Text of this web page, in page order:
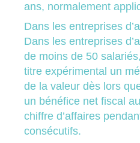
ans, normalement
Dans les entreprises
Dans les entreprises
de moins de 50
titre expérimental un
de la valeur dès lors
un bénéfice net fiscal
chiffre d’affaires
consécutifs.